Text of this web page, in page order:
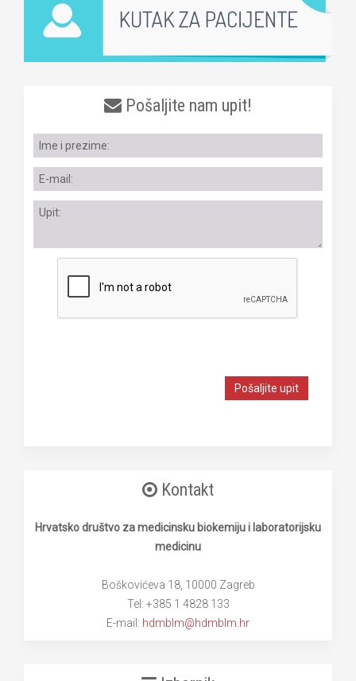
Pošaljite nam upit!
Pošaljite upit
Kontakt
Hrvatsko društvo za medicinsku biokemiju i laboratorijsku
medicinu
Boškovićeva 18, 10000 Zagreb
Tel: +385 1 4828 133
E-mail: hdmblm@hdmblm.hr